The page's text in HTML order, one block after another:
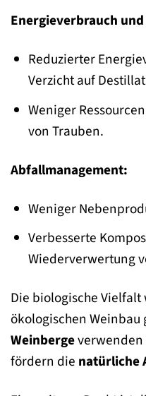
Energieverbrauch
Reduzierter
Verzicht auf
Weniger
von Trauben.
Abfallmanagement:
Weniger
Verbesserte
Wiederverwertung
Die biologische
ökologischen Weinbau
Weinberge
fördern die natürliche